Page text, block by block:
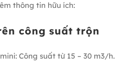
thông tin hữu ích:
công suất trộn
Công suất từ 15 – 30 m3/h.